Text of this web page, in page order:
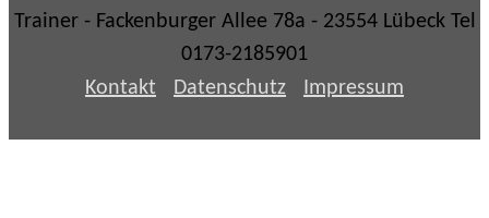
Trainer - Fackenburger Allee 78a - 23554 Lübeck Tel
0173-2185901
Kontakt
Datenschutz Impressum